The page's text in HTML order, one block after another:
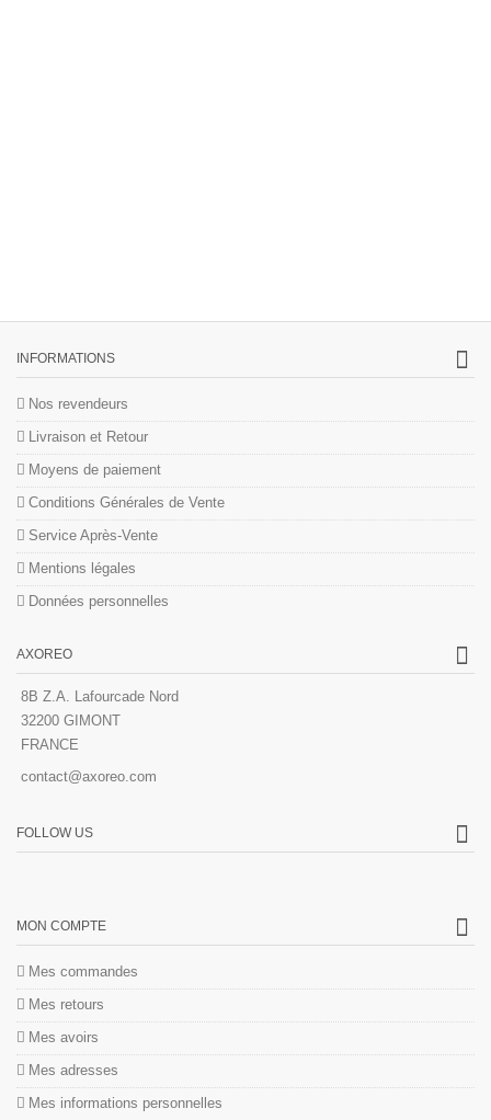
INFORMATIONS
Nos revendeurs
Livraison et Retour
Moyens de paiement
Conditions Générales de Vente
Service Après-Vente
Mentions légales
Données personnelles
AXOREO
8B Z.A. Lafourcade Nord
32200 GIMONT
FRANCE
contact@axoreo.com
FOLLOW US
MON COMPTE
Mes commandes
Mes retours
Mes avoirs
Mes adresses
Mes informations personnelles